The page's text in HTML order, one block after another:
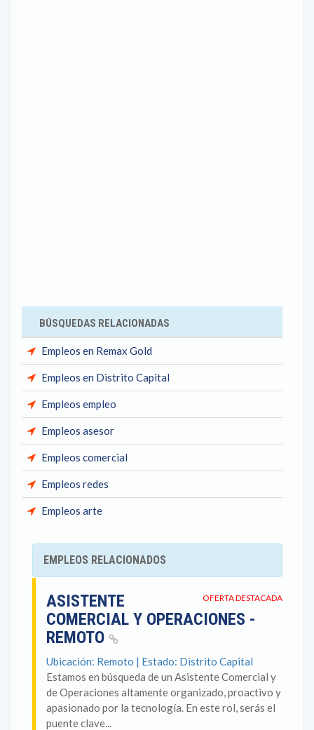
BÚSQUEDAS RELACIONADAS
Empleos en Remax Gold
Empleos en Distrito Capital
Empleos empleo
Empleos asesor
Empleos comercial
Empleos redes
Empleos arte
EMPLEOS RELACIONADOS
OFERTA DESTACADA
ASISTENTE
COMERCIAL Y OPERACIONES -
REMOTO
Ubicación: Remoto | Estado: Distrito Capital
Estamos en búsqueda de un Asistente Comercial y
de Operaciones altamente organizado, proactivo y
apasionado por la tecnología. En este rol, serás el
puente clave...